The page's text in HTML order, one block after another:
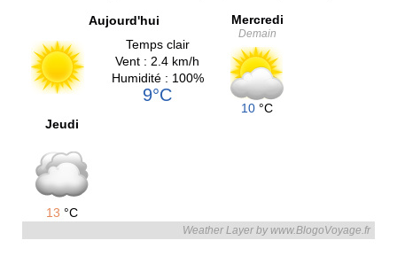
Aujourd'hui
Temps clair
Vent : 2.4 km/h
Humidité : 100%
9°C
Mercredi
Demain
10 °C
Jeudi
13 °C
Weather Layer by www.BlogoVoyage.fr